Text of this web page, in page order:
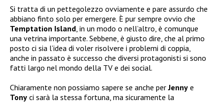
Si tratta di un pettegolezzo ovviamente e pare assurdo che
abbiano finto solo per emergere. È pur sempre ovvio che
Temptation Island, in un modo o nell’altro, è comunque
una vetrina importante. Sebbene, è giusto dire, che al primo
posto ci sia l’idea di voler risolvere i problemi di coppia,
anche in passato è successo che diversi protagonisti si sono
fatti largo nel mondo della TV e dei social.
Chiaramente non possiamo sapere se anche perJenny e
Tony ci sarà la stessa fortuna, ma sicuramente la